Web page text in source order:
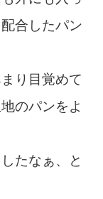
合したパン
り目覚めて
のパンをよ
たなぁ、と